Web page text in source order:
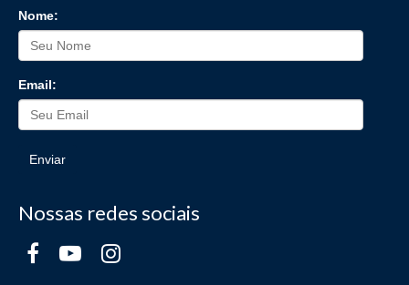
Nome:
Email:
Enviar
Nossas redes sociais